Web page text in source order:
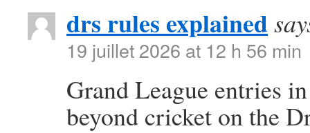
drs rules explained
19 juillet 2026 at 12 h 56 min
Grand League entries
beyond cricket on the